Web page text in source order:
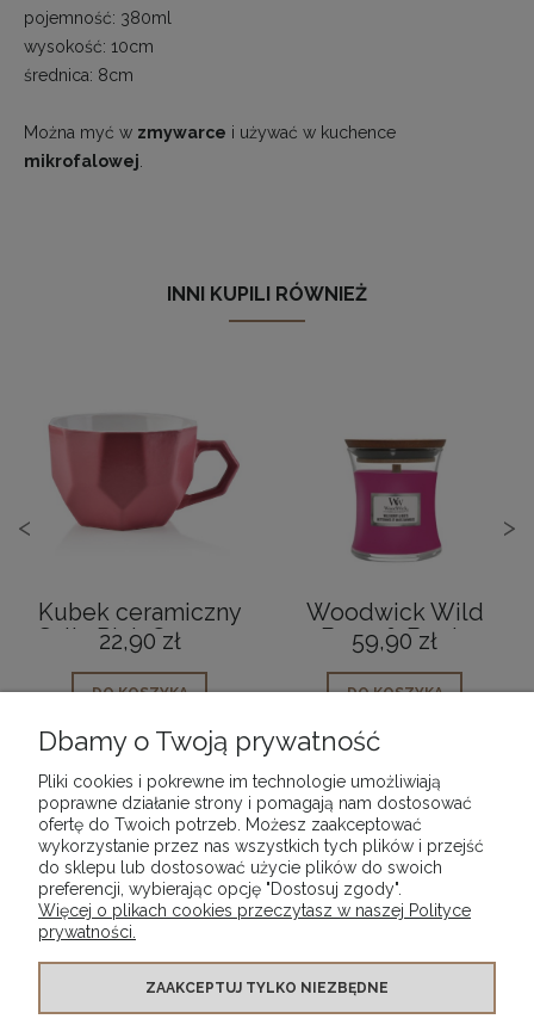
pojemność: 380ml
wysokość: 10cm
średnica: 8cm
Można myć w zmywarce i używać w kuchence
mikrofalowej
INNI KUPILI RÓWNIEŻ
<
Kubek ceramiczny
Sally Pink Geo 450
22,90 zł
DO KOSZYKA
Woodwick Wild
Berry & Beets
59,90 zł
DO KOSZYKA
>
POMOC
MOJE KONTO
PŁATNOŚCI I DOSTAWA
Dbamy o Twoją prywatność
Pliki cookies i pokrewne im technologie umożliwiają
poprawne działanie strony i pomagają nam dostosować
ofertę do Twoich potrzeb. Możesz zaakceptować
wykorzystanie przez nas wszystkich tych plików i przejść
do sklepu lub dostosować użycie plików do swoich
preferencji, wybierając opcję "Dostosuj zgody".
Więcej o plikach cookies przeczytasz w naszej Polityce
prywatności.
ZAAKCEPTUJ TYLKO NIEZBĘDNE